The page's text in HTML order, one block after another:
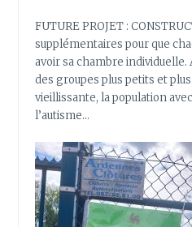
FUTURE PROJET :
supplémentaires pour que
avoir sa chambre individuelle.
des groupes plus petits et
vieillissante, la population
l’autisme…